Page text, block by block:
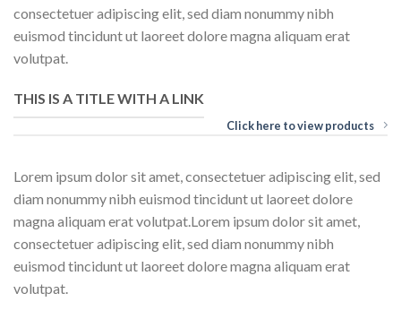
consectetuer adipiscing elit, sed diam nonummy nibh
euismod tincidunt ut laoreet dolore magna aliquam erat
volutpat.
THIS IS A TITLE WITH A LINK
Click here to view products
Lorem ipsum dolor sit amet, consectetuer adipiscing elit, sed
diam nonummy nibh euismod tincidunt ut laoreet dolore
magna aliquam erat volutpat.Lorem ipsum dolor sit amet,
consectetuer adipiscing elit, sed diam nonummy nibh
euismod tincidunt ut laoreet dolore magna aliquam erat
volutpat.